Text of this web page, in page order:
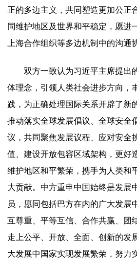
正的多边主义，共同塑造更加公正
同维护地区及世界和平稳定，愿进
上海合作组织等多边机制中的沟通
双方一致认为习近平主席提出
体理念，引领人类社会进步方向，
践，为正确处理国际关系开辟了新
推动落实全球发展倡议、全球安全
议，共同聚焦发展议程、应对安全
值、建设开放包容区域架构，更好
维护地区和平繁荣，携手为人类和
大贡献。中方重申中国始终是发展
员，愿同包括巴方在内的广大发展
互尊重、平等互信、合作共赢、团
走上公平、开放、全面、创新的发
大发展中国家实现发展繁荣，努力